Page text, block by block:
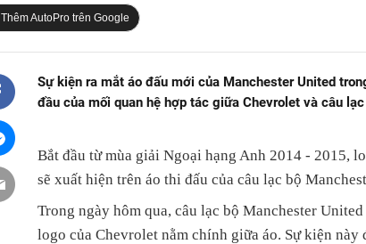
Thêm AutoPro trên Google
Sự kiện ra mắt áo đấu mới của Manchester United
đầu của mối quan hệ hợp tác giữa Chevrolet và câu
Bắt đầu từ mùa giải Ngoại hạng Anh 2014 - 2015,
sẽ xuất hiện trên áo thi đấu của câu lạc bộ
Trong ngày hôm qua, câu lạc bộ Manchester
logo của Chevrolet nằm chính giữa áo. Sự kiện này